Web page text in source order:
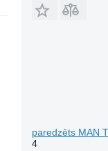
paredzēts MAN
4